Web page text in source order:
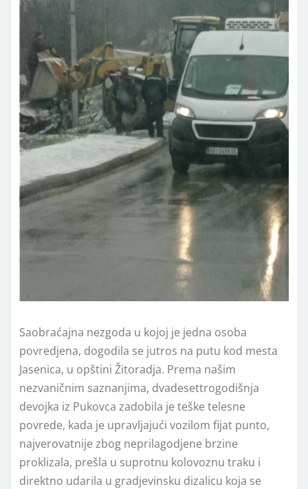
Saobraćajna nezgoda u kojoj je jedna osoba
povredjena, dogodila se jutros na putu kod mesta
Jasenica, u opštini Žitoradja. Prema našim
nezvaničnim saznanjima, dvadesettrogodišnja
devojka iz Pukovca zadobila je teške telesne
povrede, kada je upravljajući vozilom fijat punto,
najverovatnije zbog neprilagodjene brzine
proklizala, prešla u suprotnu kolovoznu traku i
direktno udarila u gradjevinsku dizalicu koja se